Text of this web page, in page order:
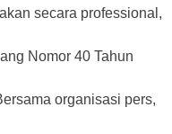
secara professional,
Nomor 40 Tahun
organisasi pers,